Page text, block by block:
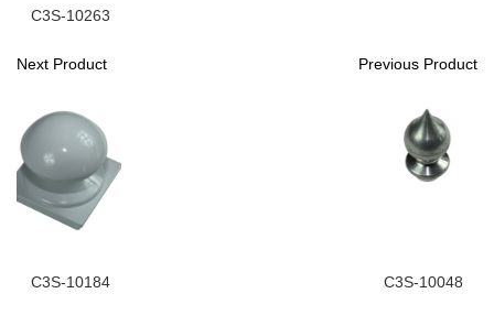
C3S-10263
Next Product
C3S-10184
Previous Product
C3S-10048